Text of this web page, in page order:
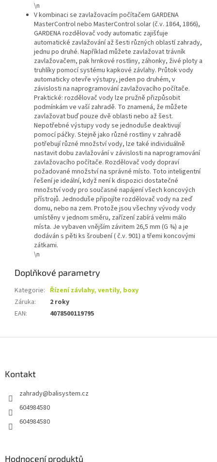
\n
V kombinaci se zavlažovacím počítačem GARDENA
MasterControl nebo MasterControl solar (č.v. 1864, 1866),
GARDENA rozdělovač vody automatic zajišťuje
automatické zavlažování až šesti různých oblastí zahrady,
jednu po druhé. Například můžete zavlažovat trávník
zavlažovačem, pak hrnkové rostliny, záhonky, živé ploty a
truhlíky pomocí systému kapkové závlahy. Průtok vody
automaticky otevře výstupy, jeden po druhém, v
závislosti na naprogramování zavlažovacího počítače.
Praktické: rozdělovač vody lze pružně přizpůsobit
podmínkám ve vaší zahradě. To znamená, že můžete
zavlažovat buď pouze dvě oblasti nebo až šest.
Nepotřebné výstupy vody se jednoduše deaktivují
pomocí páčky. Stejně jako různé rostliny v zahradě
potřebují různé množství vody, lze také individuálně
nastavit dobu zavlažování v závislosti na naprogramování
zavlažovacího počítače. Rozdělovač vody dopraví
požadované množství na správné místo. Toto inteligentní
řešení je ideální, když není k dispozici dostatečné
množství vody pro současné napájení všech koncových
přístrojů. Jednoduše připojíte rozdělovač vody na zeď
domu, nebo na zem. Protože jsou všechny vývody vody
umístěny v jednom směru, zařízení zabírá velmi málo
místa. Je vybaven vnějším závitem 26,5 mm (G ¾) a je
dodáván s pěti ks šroubení ( č.v. 901) a třemi koncovými
zátkami.
\n
Doplňkové parametry
Kategorie: Řízení závlahy, ventily, boxy
Záruka:
2 roky
EAN: 4078500119795
Kontakt
zahrady@balisystem.cz
604984580
604984580
Hodnocení produktů